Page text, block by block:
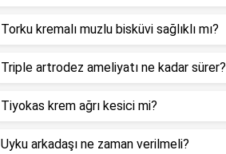
Torku kremalı muzlu bisküvi sağlıklı mı?
Triple artrodez ameliyatı ne kadar sürer?
Tiyokas krem ağrı kesici mi?
Uyku arkadaşı ne zaman verilmeli?